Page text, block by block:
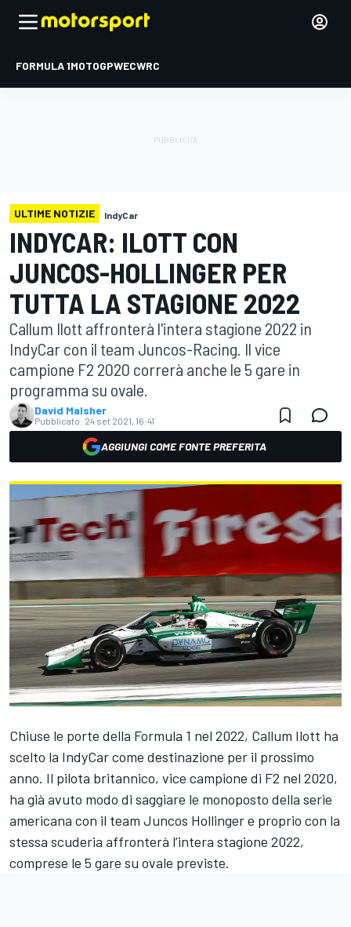
FORMULA 1MOTOGPWECWRC
ULTIME NOTIZIE IndyCar
INDYCAR: ILOTT CON
JUNCOS-HOLLINGER PER
TUTTA LA STAGIONE 2022
Callum Ilott affronterà l'intera stagione 2022 in
IndyCar con il team Juncos-Racing. Il vice
campione F2 2020 correrà anche le 5 gare in
programma su ovale.
David Malsher
Pubblicato: 24 set 2021, 16:41
AGGIUNGI COME FONTE PREFERITA
Chiuse le porte della Formula 1 nel 2022, Callum Ilott ha
scelto la IndyCar come destinazione per il prossimo
anno. Il pilota britannico, vice campione di F2 nel 2020,
ha già avuto modo di saggiare le monoposto della serie
americana con il team Juncos Hollinger e proprio con la
stessa scuderia affronterà l’intera stagione 2022,
comprese le 5 gare su ovale previste.